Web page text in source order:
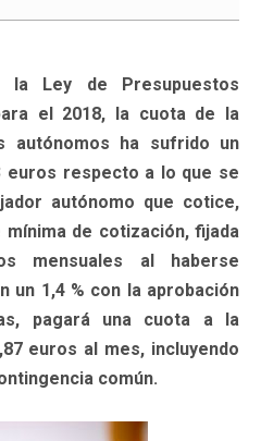
la Ley de Presupuestos
el 2018, la cuota de la
autónomos ha sufrido un
euros respecto a lo que se
autónomo que cotice,
de cotización, fijada
mensuales al haberse
un 1,4 % con la aprobación
pagará una cuota a la
euros al mes, incluyendo
común.